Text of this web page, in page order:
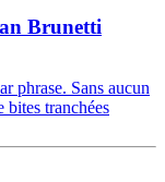
Brunetti
phrase. Sans aucun
bites tranchées